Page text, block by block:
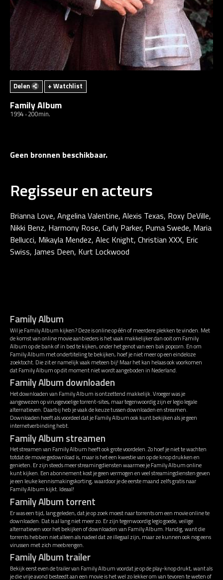
Delen + Watchlist
Family Album
1994 200min.
Geen bronnen beschikbaar.
Regisseur en acteurs
Brianna Love, Angelina Valentine, Alexis Texas, Roxy DeVille,
Nikki Benz, Harmony Rose, Carly Parker, Puma Swede, Maria
Bellucci, Mikayla Mendez, Alec Knight, Christian XXX, Eric
Swiss, James Deen, Kurt Lockwood
Family Album
Wil je Family Album kijken? Deze is online op één of meerdere plekken te vinden. Met
de komst van online movie aanbieders is het vaak makkelijker dan ooit om Family
Album op de bank of in bed te kijken, onder het genot van een bak popcorn. En om
Family Album met ondertiteling te bekijken, hoef je niet meer op een eindeloze
zoektocht. Die zit er namelijk vaak meteen bij! Maar het kan helaas ook voorkomen
dat Family Album op dit moment niet wordt aangeboden in Nederland.
Family Album downloaden
Het downloaden van Family Album is ontzettend makkelijk. Vroeger was je
aangewezen op virusgevoelige torrent-sites, maar tegenwoordig zijn er legio legale
alternatieven. Daarbij heb je vaak de keuze tussen downloaden en streamen.
Downloaden heeft als voordeel dat je Family Album ook kunt bekijken als je geen
internetverbinding hebt.
Family Album streamen
Het streamen van Family Album heeft ook grote voordelen. Zo hoef je niet te wachten
totdat de movie gedownload is, maar is het een kwestie van op de knop drukken en
genieten. Er zijn steeds meer streamingdiensten waarmee je Family Album online
kunt kijken. Een abonnement kost je geen vermogen en veel streamingdiensten geven
je een leuke kennismakingskorting, waardoor je de eerste maand zelfs gratis naar
Family Album kijkt. Ideaal!
Family Album torrent
Er was een tijd, lang geleden, dat je op zoek moest naar torrents om een movie online te
downloaden. Dat is al lang niet meer zo. Er zijn tegenwoordig legio goede, veilige
alternatieven voor het bekijken of downloaden van Family Album. Handig, want die
torrents hebben niet alleen als nadeel dat ze illegaal zijn, maar ze kunnen ook nog eens
virussen met zich meebrengen.
Family Album trailer
Bekijk eerst even de trailer van Family Album voordat je op de play-knop drukt, want als
je die vrije avond besteedt aan een movie is het wel zo lekker om van tevoren te weten of